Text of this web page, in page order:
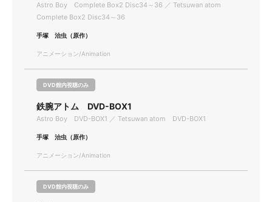
Astro Boy Complete Box2 Disc34～36 ／ Tetsuwan atom
Complete Box2 Disc34～36
手塚 治虫（原作）
アニメーション/Animation
DVD館内視聴のみ
鉄腕アトム DVD-BOX1
Astro Boy DVD-BOX1 ／ Tetsuwan atom DVD-BOX1
手塚 治虫（原作）
アニメーション/Animation
DVD館内視聴のみ